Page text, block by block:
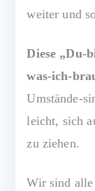
weiter und
Diese „Du-
was-ich-
Umstände-
leicht, sich
zu ziehen.
Wir sind